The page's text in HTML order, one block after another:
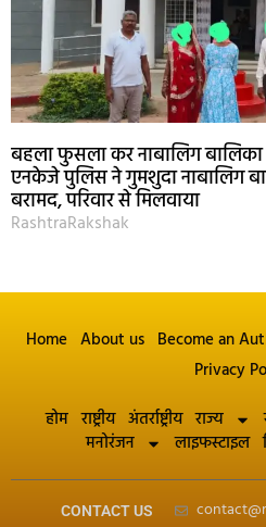
बहला फुसला कर नाबालिग
एनकेजे पुलिस ने गुमशुदा नाबालिग
बरामद, परिवार से मिलवाया
RashtraRakshak
Home About us Become an
Privacy
होम राष्ट्रीय अंतर्राष्ट्रीय राज्य
मनोरंजन
लाइफस्टाइल
CONTACT US